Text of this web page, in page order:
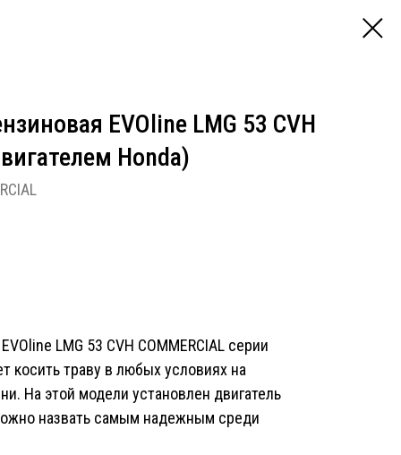
EVOline LMG 53 CVH
Honda)
LMG 53 CVH COMMERCIAL серии
траву в любых условиях на
На этой модели установлен двигатель
назвать самым надежным среди